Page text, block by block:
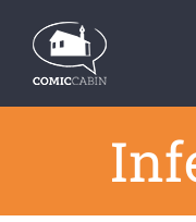
Inhalt
springen